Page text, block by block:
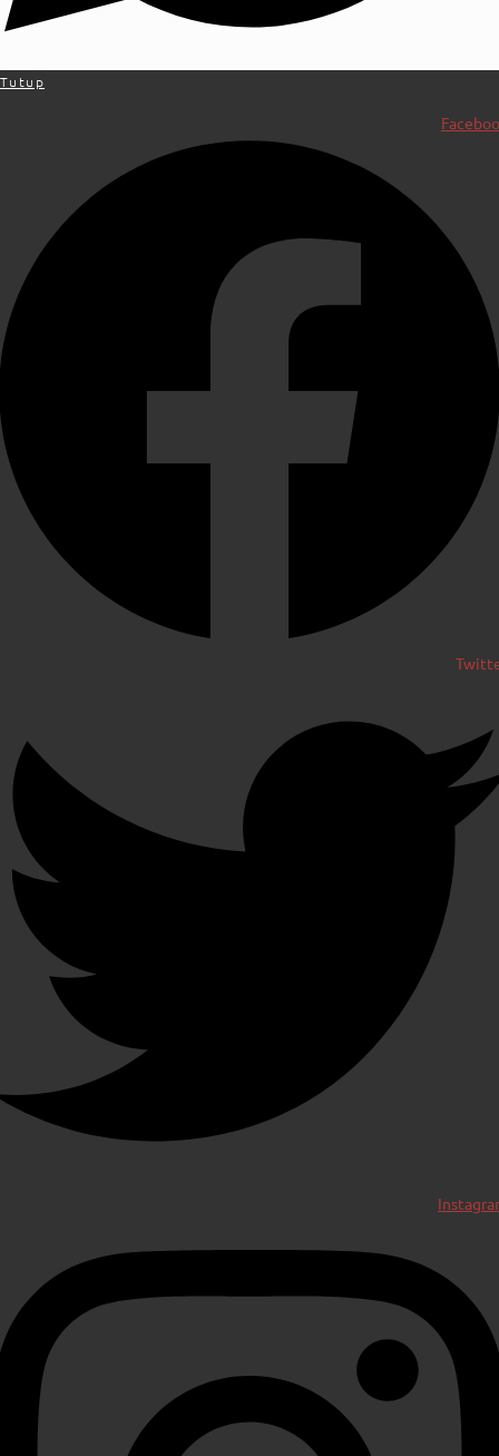
Tutup